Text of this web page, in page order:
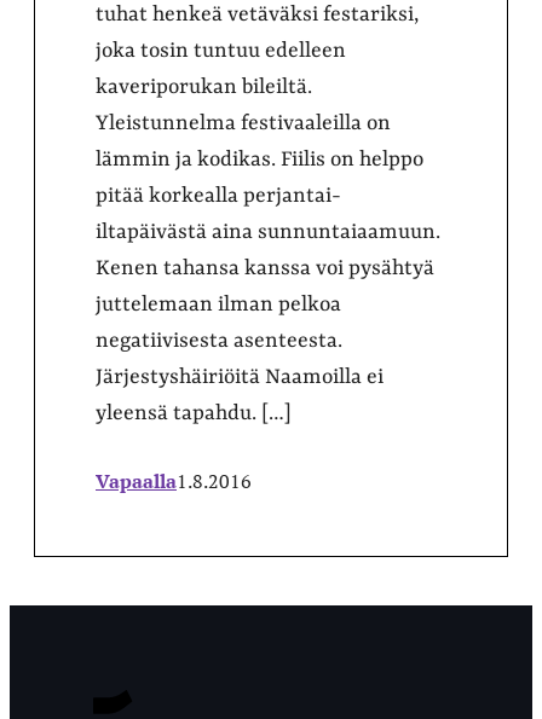
tuhat henkeä vetäväksi festariksi,
joka tosin tuntuu edelleen
kaveriporukan bileiltä.
Yleistunnelma festivaaleilla on
lämmin ja kodikas. Fiilis on helppo
pitää korkealla perjantai-
iltapäivästä aina sunnuntaiaamuun.
Kenen tahansa kanssa voi pysähtyä
juttelemaan ilman pelkoa
negatiivisesta asenteesta.
Järjestyshäiriöitä Naamoilla ei
yleensä tapahdu. […]
Vapaalla1.8.2016